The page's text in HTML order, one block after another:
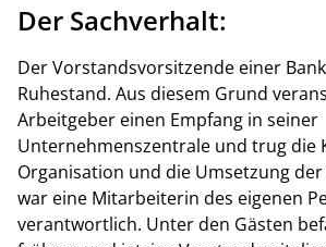
Der Sachverhalt:
Der Vorstandsvorsitzende einer
Ruhestand. Aus diesem Grund
Arbeitgeber einen Empfang in seiner
Unternehmenszentrale und trug die
Organisation und die Umsetzung
war eine Mitarbeiterin des eigenen
verantwortlich. Unter den Gästen